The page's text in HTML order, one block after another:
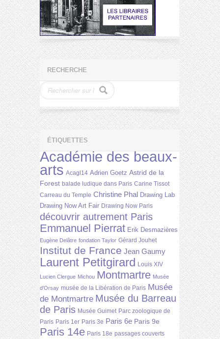
RECHERCHE
ÉTIQUETTES
Académie des beaux-
arts Acagl14 Adrien Goetz Astrid de la
Forest balade ludique dans Paris Carine Tissot
Carreau du Temple Christine Phal Drawing Lab
Drawing Now Art Fair Drawing Now Paris
découvrir autrement Paris
Emmanuel Pierrat Erik Desmazières
Eugène Delâtre fondation Taylor Gérard Jouhet
Institut de France Jean Gaumy
Laurent Petitgirard Louis XIV
Lucien Clergue Michou Montmartre Musée
d'Orsay musée de la Libération de Paris Musée
de Montmartre Musée du Barreau
de Paris Musée Guimet Parc zoologique de
Paris Paris 1er Paris 3e Paris 6e Paris 9e
Paris 14e Paris 18e passages couverts